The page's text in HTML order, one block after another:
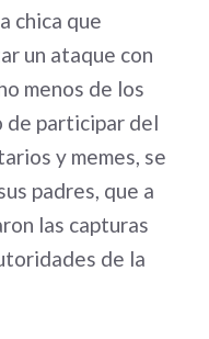
chica que
un ataque con
menos de los
de participar del
y memes, se
padres, que a
las capturas
de la